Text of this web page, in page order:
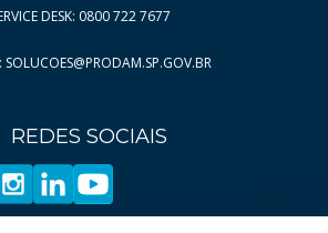
Página
16
17
DESK: 0800 722 7677
SOLUCOES@PRODAM.SP.GOV.BR
REDES SOCIAIS